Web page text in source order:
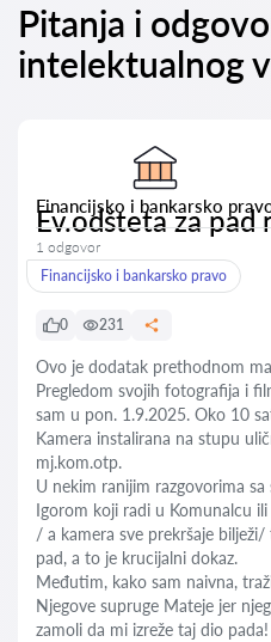
Pitanja i
intelektualnog
Financijsko i bankarsko
Ev.odšteta za pad
1 odgovor
Financijsko i bankarsko pravo
0 231
Ovo je dodatak prethodnom
Pregledom svojih fotografija i
sam u pon. 1.9.2025. Oko 10
Kamera instalirana na stupu
mj.kom.otp.
U nekim ranijim razgovorima
Igorom koji radi u Komunalcu
/ a kamera sve prekršaje
pad, a to je krucijalni dokaz.
Međutim, kako sam naivna,
Njegove supruge Mateje jer
zamoli da mi izreže taj dio pada!